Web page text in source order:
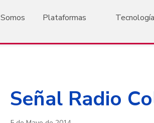
Plataformas
Señal Radio